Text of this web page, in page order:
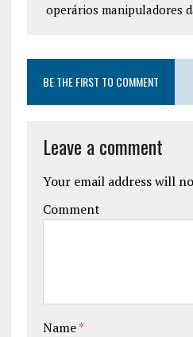
operários manipuladores
BE THE FIRST TO COMMENT
Leave a comment
Your email address will
Comment
Name*